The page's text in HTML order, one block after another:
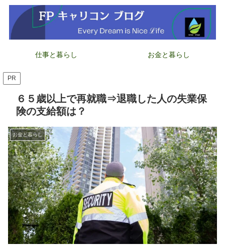
仕事と暮らし お金と暮らし
PR
６５歳以上で再就職⇒退職した人の失業保
険の支給額は？
お金と暮らし